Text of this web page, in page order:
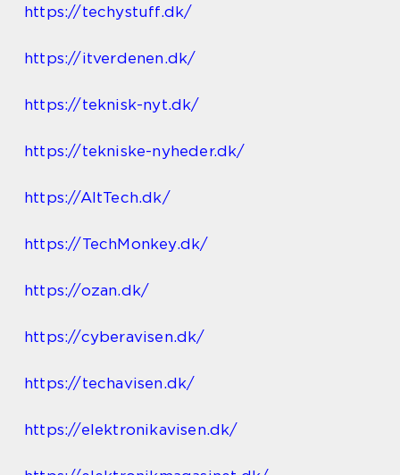
https://techystuff.dk/
https://itverdenen.dk/
https://teknisk-nyt.dk/
https://tekniske-nyheder.dk/
https://AltTech.dk/
https://TechMonkey.dk/
https://ozan.dk/
https://cyberavisen.dk/
https://techavisen.dk/
https://elektronikavisen.dk/